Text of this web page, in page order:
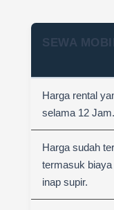
SEWA
Harga rental
selama 12 Jam.
Harga sudah
termasuk
inap supir.